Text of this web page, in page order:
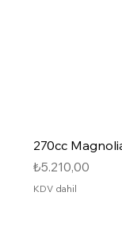
270cc
Fiyat
₺5.210,00
KDV dahil